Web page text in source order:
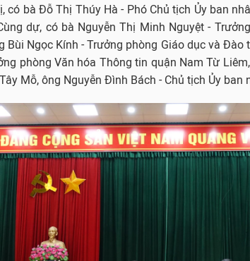
có bà Đỗ Thị Thúy Hà - Phó Chủ tịch Ủy ban
dự, có bà Nguyễn Thị Minh Nguyệt -
Bùi Ngọc Kính - Trưởng phòng Giáo dục và Đào
phòng Văn hóa Thông tin quận Nam Từ
Mỗ, ông Nguyễn Đình Bách - Chủ tịch Ủy ban